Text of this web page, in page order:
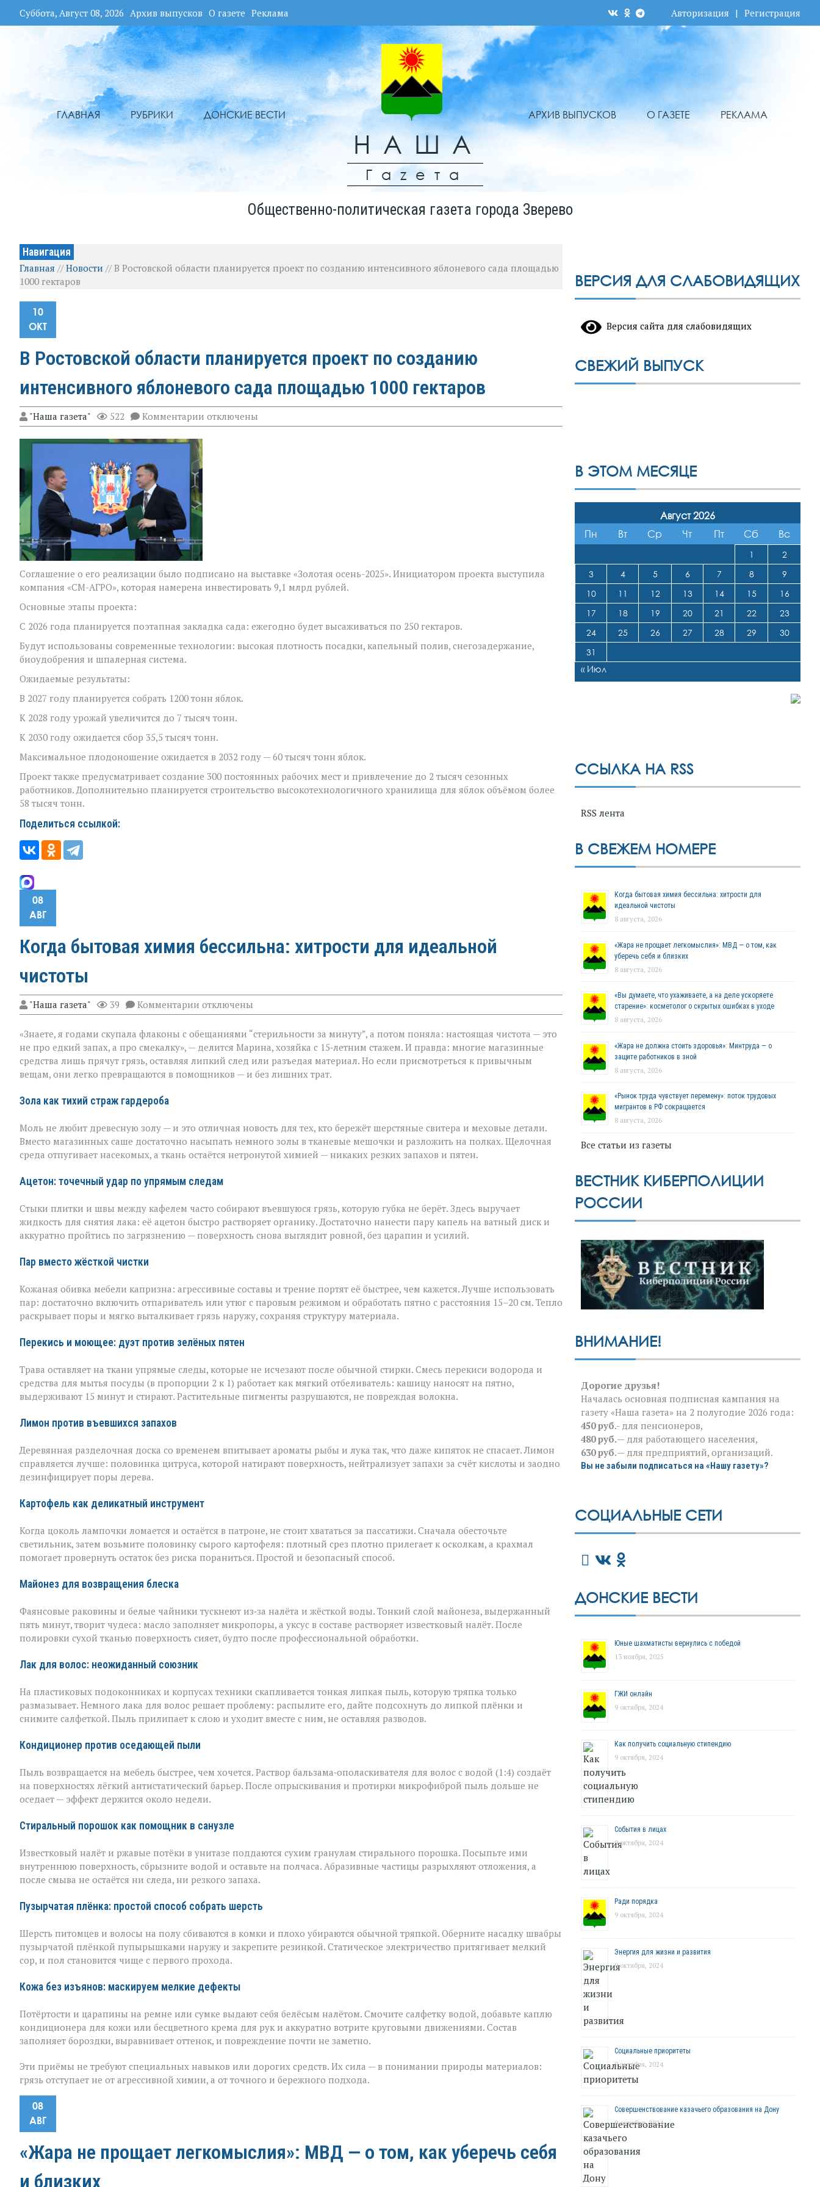
Суббота, Август 08, 2026 Архив выпусков О газете Реклама Авторизация | Регистрация
ГЛАВНАЯ РУБРИКИ ДОНСКИЕ ВЕСТИ
НАША
Гаzета
АРХИВ ВЫПУСКОВ О ГАЗЕТЕ РЕКЛАМА
Общественно-политическая газета города Зверево
Навигация
Главная //Новости //В Ростовской области планируется проект по созданию интенсивного яблоневого сада площадью
1000 гектаров
10
ОКТ
В Ростовской области планируется проект по созданию
интенсивного яблоневого сада площадью 1000 гектаров
"Наша газета" 522 Комментарии к
записи
отключены
Соглашение о его реализации было подписано на выставке «Золотая осень-2025». Инициатором проекта выступила
компания «СМ-АГРО», которая намерена инвестировать 9,1 млрд рублей.
Основные этапы проекта:
С 2026 года планируется поэтапная закладка сада: ежегодно будет высаживаться по 250 гектаров.
Будут использованы современные технологии: высокая плотность посадки, капельный полив, снегозадержание,
биоудобрения и шпалерная система.
Ожидаемые результаты:
В 2027 году планируется собрать 1200 тонн яблок.
К 2028 году урожай увеличится до 7 тысяч тонн.
К 2030 году ожидается сбор 35,5 тысяч тонн.
Максимальное плодоношение ожидается в 2032 году — 60 тысяч тонн яблок.
Проект также предусматривает создание 300 постоянных рабочих мест и привлечение до 2 тысяч сезонных
работников. Дополнительно планируется строительство высокотехнологичного хранилища для яблок объёмом более
58 тысяч тонн.
Поделиться ссылкой:
08
АВГ
Когда бытовая химия бессильна: хитрости для идеальной
чистоты
"Наша газета" 39 Комментарии к
записи
бытовая
химия
бессильна:
хитрости
для
отключены
«Знаете, я годами скупала флаконы с обещаниями “стерильности за минуту”, а потом поняла: настоящая чистота — это
не про едкий запах, а про смекалку», — делится Марина, хозяйка с 15‑летним стажем. И правда: многие магазинные
средства лишь прячут грязь, оставляя липкий след или разъедая материал. Но если присмотреться к привычным
вещам, они легко превращаются в помощников — и без лишних трат.
Зола как тихий страж гардероба
Моль не любит древесную золу — и это отличная новость для тех, кто бережёт шерстяные свитера и меховые детали.
Вместо магазинных саше достаточно насыпать немного золы в тканевые мешочки и разложить на полках. Щелочная
среда отпугивает насекомых, а ткань остаётся нетронутой химией — никаких резких запахов и пятен.
Ацетон: точечный удар по упрямым следам
Стыки плитки и швы между кафелем часто собирают въевшуюся грязь, которую губка не берёт. Здесь выручает
жидкость для снятия лака: её ацетон быстро растворяет органику. Достаточно нанести пару капель на ватный диск и
аккуратно пройтись по загрязнению — поверхность снова выглядит ровной, без царапин и усилий.
Пар вместо жёсткой чистки
Кожаная обивка мебели капризна: агрессивные составы и трение портят её быстрее, чем кажется. Лучше использовать
пар: достаточно включить отпариватель или утюг с паровым режимом и обработать пятно с расстояния 15–20 см. Тепло
раскрывает поры и мягко выталкивает грязь наружу, сохраняя структуру материала.
Перекись и моющее: дуэт против зелёных пятен
Трава оставляет на ткани упрямые следы, которые не исчезают после обычной стирки. Смесь перекиси водорода и
средства для мытья посуды (в пропорции 2 к 1) работает как мягкий отбеливатель: кашицу наносят на пятно,
выдерживают 15 минут и стирают. Растительные пигменты разрушаются, не повреждая волокна.
Лимон против въевшихся запахов
Деревянная разделочная доска со временем впитывает ароматы рыбы и лука так, что даже кипяток не спасает. Лимон
справляется лучше: половинка цитруса, которой натирают поверхность, нейтрализует запахи за счёт кислоты и заодно
дезинфицирует поры дерева.
Картофель как деликатный инструмент
Когда цоколь лампочки ломается и остаётся в патроне, не стоит хвататься за пассатижи. Сначала обесточьте
светильник, затем возьмите половинку сырого картофеля: плотный срез плотно прилегает к осколкам, а крахмал
помогает провернуть остаток без риска пораниться. Простой и безопасный способ.
Майонез для возвращения блеска
Фаянсовые раковины и белые чайники тускнеют из‑за налёта и жёсткой воды. Тонкий слой майонеза, выдержанный
пять минут, творит чудеса: масло заполняет микропоры, а уксус в составе растворяет известковый налёт. После
полировки сухой тканью поверхность сияет, будто после профессиональной обработки.
Лак для волос: неожиданный союзник
На пластиковых подоконниках и корпусах техники скапливается тонкая липкая пыль, которую тряпка только
размазывает. Немного лака для волос решает проблему: распылите его, дайте подсохнуть до липкой плёнки и
снимите салфеткой. Пыль прилипает к слою и уходит вместе с ним, не оставляя разводов.
Кондиционер против оседающей пыли
Пыль возвращается на мебель быстрее, чем хочется. Раствор бальзама‑ополаскивателя для волос с водой (1:4) создаёт
на поверхностях лёгкий антистатический барьер. После опрыскивания и протирки микрофиброй пыль дольше не
оседает — эффект держится около недели.
Стиральный порошок как помощник в санузле
Известковый налёт и ржавые потёки в унитазе поддаются сухим гранулам стирального порошка. Посыпьте ими
внутреннюю поверхность, сбрызните водой и оставьте на полчаса. Абразивные частицы разрыхляют отложения, а
после смыва не остаётся ни следа, ни резкого запаха.
Пузырчатая плёнка: простой способ собрать шерсть
Шерсть питомцев и волосы на полу сбиваются в комки и плохо убираются обычной тряпкой. Оберните насадку швабры
пузырчатой плёнкой пупырышками наружу и закрепите резинкой. Статическое электричество притягивает мелкий
сор, и пол становится чище с первого прохода.
Кожа без изъянов: маскируем мелкие дефекты
Потёртости и царапины на ремне или сумке выдают себя белёсым налётом. Смочите салфетку водой, добавьте каплю
кондиционера для кожи или бесцветного крема для рук и аккуратно вотрите круговыми движениями. Состав
заполняет бороздки, выравнивает оттенок, и повреждение почти не заметно.
Эти приёмы не требуют специальных навыков или дорогих средств. Их сила — в понимании природы материалов:
грязь отступает не от агрессивной химии, а от точного и бережного подхода.
08
АВГ
«Жара не прощает легкомыслия»: МВД — о том, как уберечь себя
и близких
ВЕРСИЯ ДЛЯ СЛАБОВИДЯЩИХ
Версия сайта для слабовидящих
СВЕЖИЙ ВЫПУСК
В ЭТОМ МЕСЯЦЕ
Август 2026
Пн
Вт Ср Чт Пт Сб Вс
1
2
3
4 5 6 7 8
9
10
11 12 13 14 15
16
17
18 19 20 21 22
23
24
25 26 27 28 29
30
31
« Июл
ССЫЛКА НА RSS
RSS лента
В СВЕЖЕМ НОМЕРЕ
Когда бытовая химия бессильна: хитрости для
идеальной чистоты
8 августа, 2026
«Жара не прощает легкомыслия»: МВД — о том, как
уберечь себя и близких
8 августа, 2026
«Вы думаете, что ухаживаете, а на деле ускоряете
старение»: косметолог о скрытых ошибках в уходе
8 августа, 2026
«Жара не должна стоить здоровья»: Минтруда — о
защите работников в зной
8 августа, 2026
«Рынок труда чувствует перемену»: поток трудовых
мигрантов в РФ сокращается
8 августа, 2026
Все статьи из газеты
ВЕСТНИК КИБЕРПОЛИЦИИ
РОССИИ
ВНИМАНИЕ!
Дорогие друзья!
Началась основная подписная кампания на
газету «Наша газета» на 2 полугодие 2026 года:
450 руб.- для пенсионеров,
480 руб.— для работающего населения,
630 руб.— для предприятий, организаций.
Вы не забыли подписаться на «Нашу газету»?
СОЦИАЛЬНЫЕ СЕТИ
ДОНСКИЕ ВЕСТИ
Юные шахматисты вернулись с победой
13 ноября, 2025
ГЖИ онлайн
9 октября, 2024
Как получить социальную стипендию
9 октября, 2024
События в лицах
9 октября, 2024
Ради порядка
9 октября, 2024
Энергия для жизни и развития
9 октября, 2024
Социальные приоритеты
9 октября, 2024
Совершенствование казачьего образования на Дону
9 октября, 2024